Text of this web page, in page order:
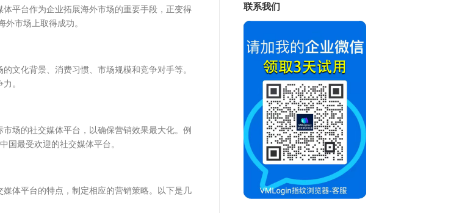
平台作为企业拓展海外市场的重要手段，正变得
市场上取得成功。
化背景、消费习惯、市场规模和竞争对手等。
。
场的社交媒体平台，以确保营销效果最大化。例
最受欢迎的社交媒体平台。
体平台的特点，制定相应的营销策略。以下是几
联系我们